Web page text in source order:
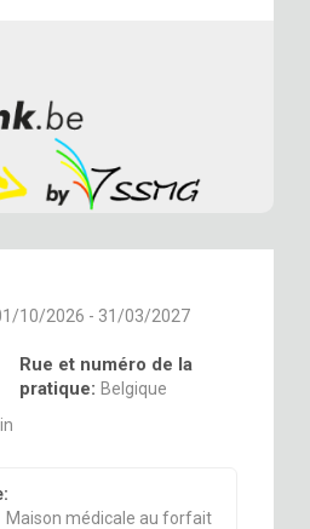
10/2026 - 31/03/2027
Maison médicale au forfait
Rue et numéro de la
pratique: Belgique